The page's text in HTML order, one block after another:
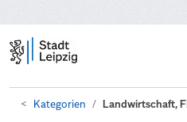
Kategorien Landwirtschaft,